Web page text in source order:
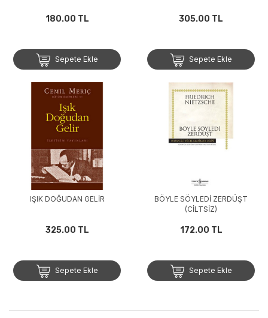
180.00 TL
Sepete Ekle
305.00 TL
Sepete Ekle
IŞIK DOĞUDAN GELİR
325.00 TL
Sepete Ekle
BÖYLE SÖYLEDİ ZERDÜŞT
(CİLTSİZ)
172.00 TL
Sepete Ekle